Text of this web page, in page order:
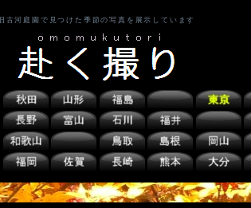
旧古河庭園で見つけた季節の写真を展示しています